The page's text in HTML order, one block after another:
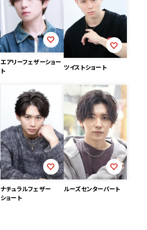
エアリーフェザーショー
ト
ツイストショート
ナチュラルフェザー
ショート
ルーズセンターパート